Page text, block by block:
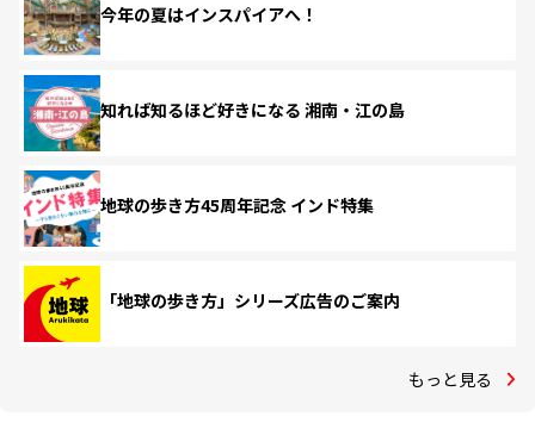
今年の夏はインスパイアへ！
知れば知るほど好きになる 湘南・江の島
地球の歩き方45周年記念 インド特集
「地球の歩き方」シリーズ広告のご案内
もっと見る